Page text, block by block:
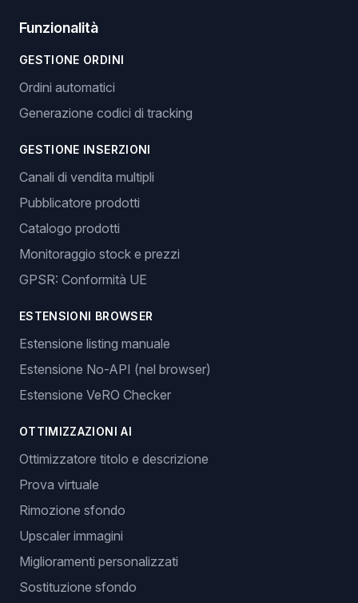
Funzionalità
GESTIONE ORDINI
Ordini automatici
Generazione codici di tracking
GESTIONE INSERZIONI
Canali di vendita multipli
Pubblicatore prodotti
Catalogo prodotti
Monitoraggio stock e prezzi
GPSR: Conformità UE
ESTENSIONI BROWSER
Estensione listing manuale
Estensione No-API (nel browser)
Estensione VeRO Checker
OTTIMIZZAZIONI AI
Ottimizzatore titolo e descrizione
Prova virtuale
Rimozione sfondo
Upscaler immagini
Miglioramenti personalizzati
Sostituzione sfondo